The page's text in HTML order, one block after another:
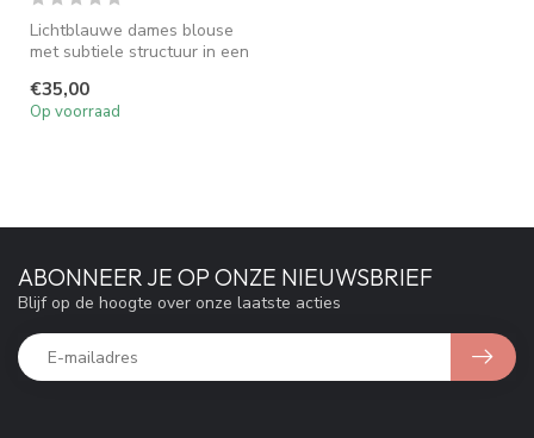
Lichtblauwe dames blouse
met subtiele structuur in een
€35,00
Op voorraad
ABONNEER JE OP ONZE NIEUWSBRIEF
Blijf op de hoogte over onze laatste acties